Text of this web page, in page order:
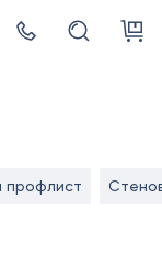
профлист